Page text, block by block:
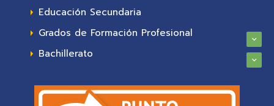
Educación Secundaria
Grados de Formación Profesional
Bachillerato